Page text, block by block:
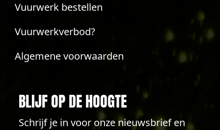
Vuurwerk bestellen
Vuurwerkverbod?
Algemene voorwaarden
BLIJF OP DE HOOGTE
Schrijf je in voor onze nieuwsbrief en